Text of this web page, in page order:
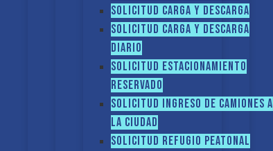
Solicitud Carga y descarga
Solicitud Carga y descarga
diario
Solicitud Estacionamiento
reservado
Solicitud Ingreso de camiones a
la ciudad
Solicitud Refugio peatonal